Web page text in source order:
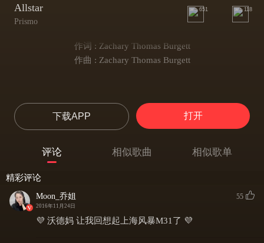
Allstar
Prismo
651 118
作词 : Zachary Thomas Burgett
作曲 : Zachary Thomas Burgett
下载APP 打开
评论 相似歌曲 相似歌单
精彩评论
Moon_乔姐
2016年11月24日
55
💜 沃德妈 让我回想起上海风暴M31了 💜